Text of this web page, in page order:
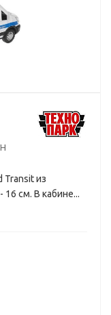
Transit из
см. В кабине...